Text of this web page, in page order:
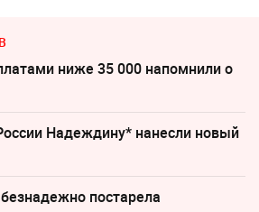
ниже 35 000 напомнили о
Надеждину* нанесли новый
постарела